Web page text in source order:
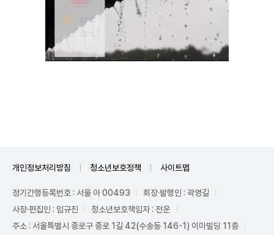
개인정보처리방침 청소년보호정책 사이트맵
정기간행등록번호 : 서울 아 00493
회장·발행인 : 곽영길
사장·편집인 : 임규진
청소년보호책임자 : 전운
주소 : 서울특별시 종로구 종로 1길 42(수송동 146-1) 이마빌딩 11층